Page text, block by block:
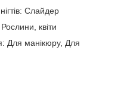
Слайдер
квіти
Для манікюру, Для